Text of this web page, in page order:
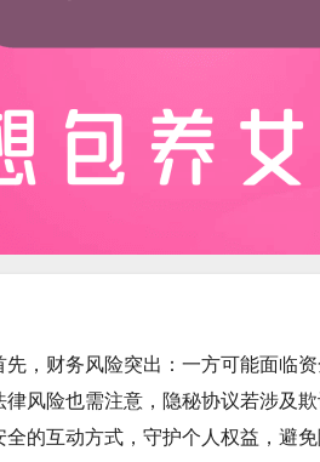
，财务风险突出：一方可能面临
风险也需注意，隐秘协议若涉及
的互动方式，守护个人权益，避